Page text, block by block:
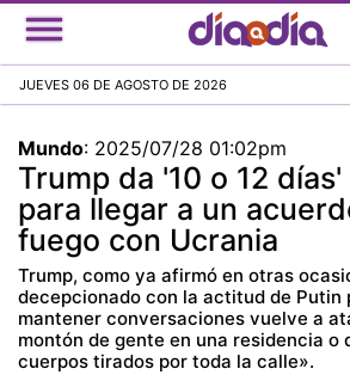
Pasar
al
principal
JUEVES 06 DE AGOSTO DE 2026
Mundo: 2025/07/28 01:02pm
Trump da '10 o 12
para llegar a un
fuego con Ucrania
Trump, como ya afirmó en otras
decepcionado con la actitud de Putin
mantener conversaciones vuelve a
montón de gente en una residencia o
cuerpos tirados por toda la calle».